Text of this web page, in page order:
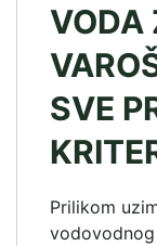
VODA
SVE
Prilikom